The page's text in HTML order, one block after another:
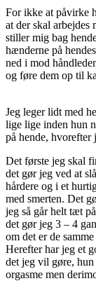
For ikke at påvirke
at der skal arbejdes
stiller mig bag
hænderne på
ned i mod
og føre dem op til
Jeg leger lidt med
lige lige inden hun
på hende, hvorefter
Det første jeg skal
det gør jeg ved at
hårdere og i et
med smerten. Det
jeg så går helt tæt
det gør jeg 3 – 4
om det er de
Herefter har jeg et
det jeg vil gøre,
orgasme men